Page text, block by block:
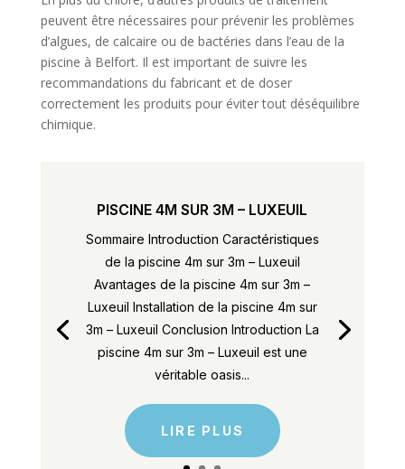
peuvent être nécessaires pour prévenir les problèmes
d’algues, de calcaire ou de bactéries dans l’eau de la
piscine à Belfort. Il est important de suivre les
recommandations du fabricant et de doser
correctement les produits pour éviter tout déséquilibre
chimique.
PISCINE 4M SUR 3M – LUXEUIL
Sommaire Introduction Caractéristiques
de la piscine 4m sur 3m – Luxeuil
Avantages de la piscine 4m sur 3m –
Luxeuil Installation de la piscine 4m sur
3m – Luxeuil Conclusion Introduction La
piscine 4m sur 3m – Luxeuil est une
véritable oasis...
LIRE PLUS